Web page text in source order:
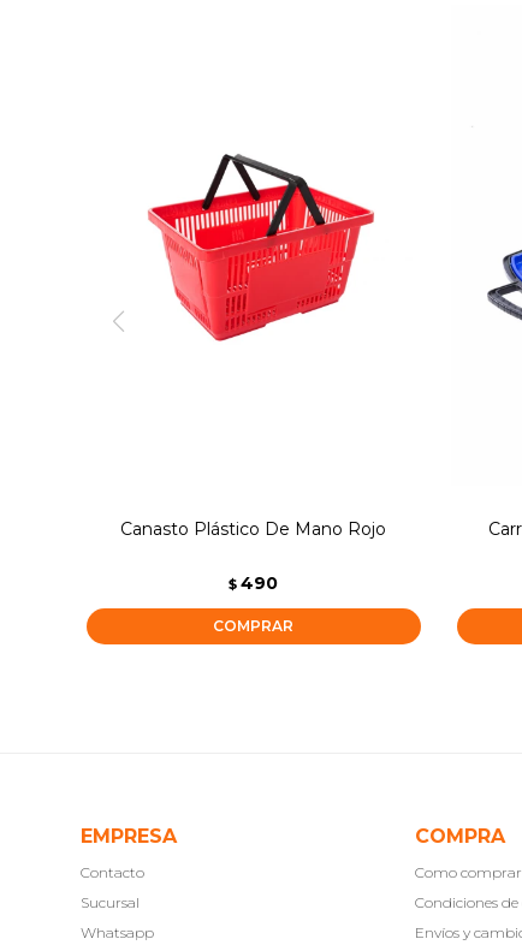
Canasto Plástico De Mano Rojo
$ 490
EMPRESA
Contacto
Sucursal
Whatsapp
COMPRA
Como comprar
Condiciones
Envíos y